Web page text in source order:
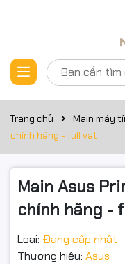
Trang chủ Main máy
chính hãng - full vat
Main Asus
chính hãng -
Loại: Đang cập nhật
Thương hiệu: Asus
Thông số
Sản phẩm: Bo mạch chủ
Model: Pro H610M-E DDR4
Chipset: Intel H610
RAM: hỗ trợ 2x DDR4
Khe cắm mở rộng: 1x
Đặt trước